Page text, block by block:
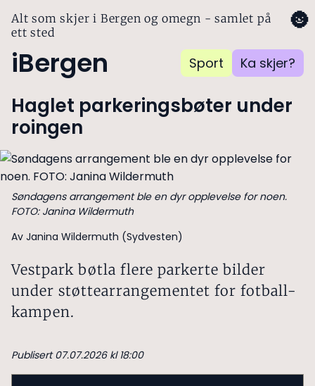
Alt som skjer i Bergen og omegn - samlet på
ett sted
iBergen Sport Ka skjer?
🌚
Haglet parkeringsbøter under
roingen
Søndagens arrangement ble en dyr opplevelse for noen.
FOTO: Janina Wildermuth
Av Janina Wildermuth (Sydvesten)
Vestpark bøtla flere parkerte bilder
under støttearrangementet for fotball-
kampen.
Publisert 07.07.2026 kl 18:00